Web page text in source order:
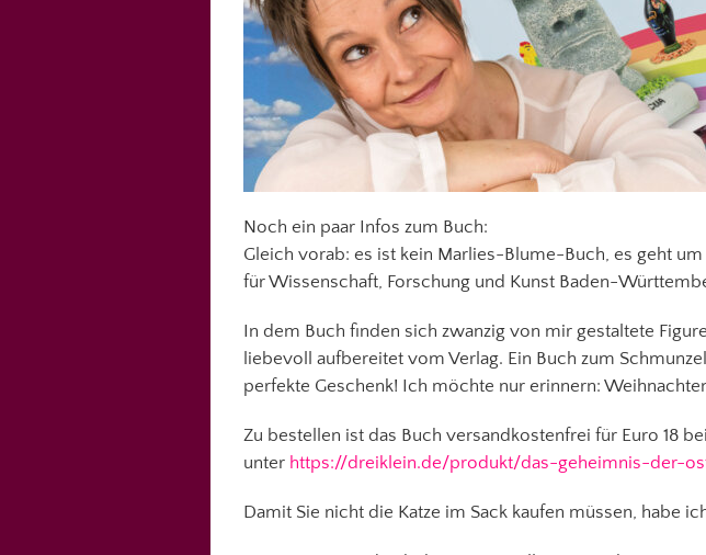
Noch ein paar Infos zum Buch:
Gleich vorab: es ist kein Marlies-Blume-Buch, es geht
für Wissenschaft, Forschung und Kunst Baden-
In dem Buch finden sich zwanzig von mir gestaltete
liebevoll aufbereitet vom Verlag. Ein Buch zum
perfekte Geschenk! Ich möchte nur erinnern:
Zu bestellen ist das Buch versandkostenfrei für Euro 18
unter https://dreiklein.de/produkt/das-geheimnis-der-
Damit Sie nicht die Katze im Sack kaufen müssen, habe